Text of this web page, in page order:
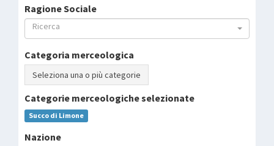
Ragione Sociale
Ricerca
Categoria merceologica
Seleziona una o più categorie
Categorie merceologiche selezionate
Succo di Limone
Nazione